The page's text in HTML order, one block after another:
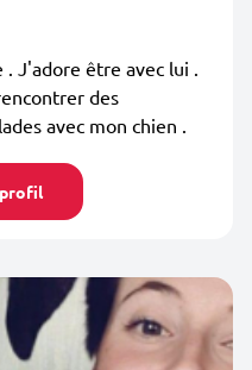
J'adore être avec lui .
des
avec mon chien .